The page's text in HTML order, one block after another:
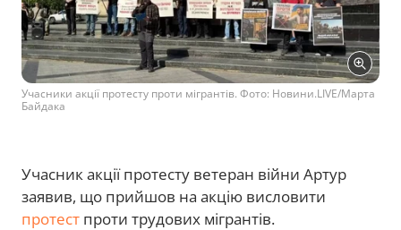
Учасники акції протесту проти мігрантів. Фото: Новини.LIVE/Марта
Байдака
Учасник акції протесту ветеран війни Артур
заявив, що прийшов на акцію висловити
протест проти трудових мігрантів.